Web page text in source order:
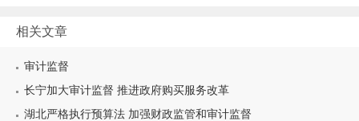
相关文章
审计监督
长宁加大审计监督 推进政府购买服务改革
湖北严格执行预算法 加强财政监管和审计监督